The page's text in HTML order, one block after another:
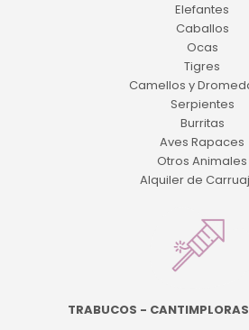
Elefantes
Caballos
Ocas
Tigres
Camellos y
Serpientes
Burritas
Aves Rapaces
Otros Animales
Alquiler de
TRABUCOS -